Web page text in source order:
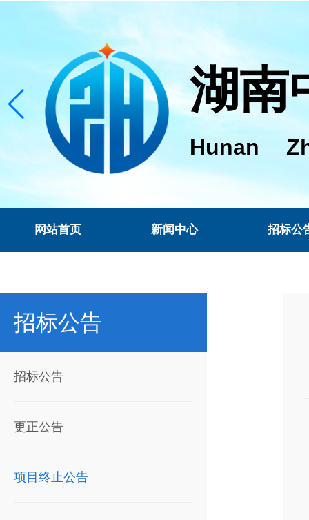
湖南
Hunan
网站首页 新闻中心 招标公
招标公告
招标公告
更正公告
项目终止公告